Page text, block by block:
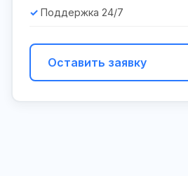
Поддержка 24/7
Оставить заявку